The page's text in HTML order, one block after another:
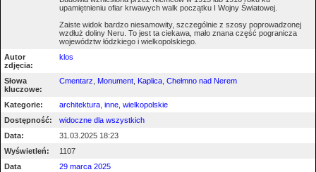
upamiętnieniu ofiar krwawych walk początku I Wojny Światowej.
Zaiste widok bardzo niesamowity, szczególnie z szosy poprowadzonej
wzdłuż doliny Neru. To jest ta ciekawa, mało znana część pogranicza
województw łódzkiego i wielkopolskiego.
Autor
zdjęcia:
klos
Słowa
kluczowe:
Cmentarz Monument Kaplica Chełmno nad Nerem
Kategorie: architektura inne wielkopolskie
Dostępność:
widoczne dla wszystkich
Data:
31.03.2025 18:23
Wyświetleń:
1107
Data
29 marca 2025